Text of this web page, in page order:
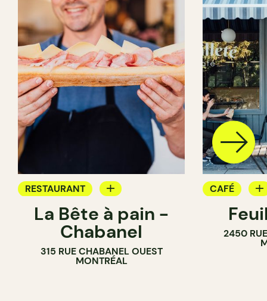
RESTAURANT
CAFÉ
PÂTISSERIE
BOULANGERIE
La Bête à pain -
Chabanel
315 RUE CHABANEL OUEST
MONTRÉAL
CAFÉ
PÂTISSERIE
2450